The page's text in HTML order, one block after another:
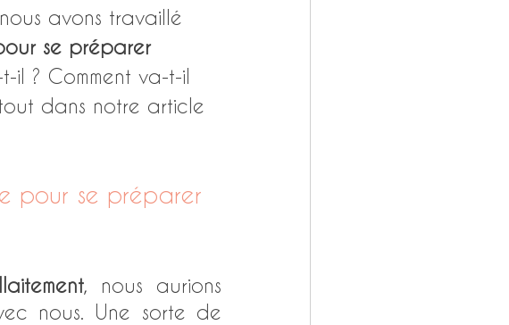
avons travaillé
se préparer
il ? Comment va-t-il
dans notre article
pour se préparer
, nous aurions
nous. Une sorte de